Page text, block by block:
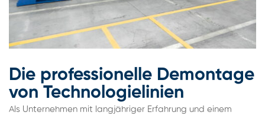
Die professionelle Demontage
von Technologielinien
Als Unternehmen mit langjähriger Erfahrung und einem